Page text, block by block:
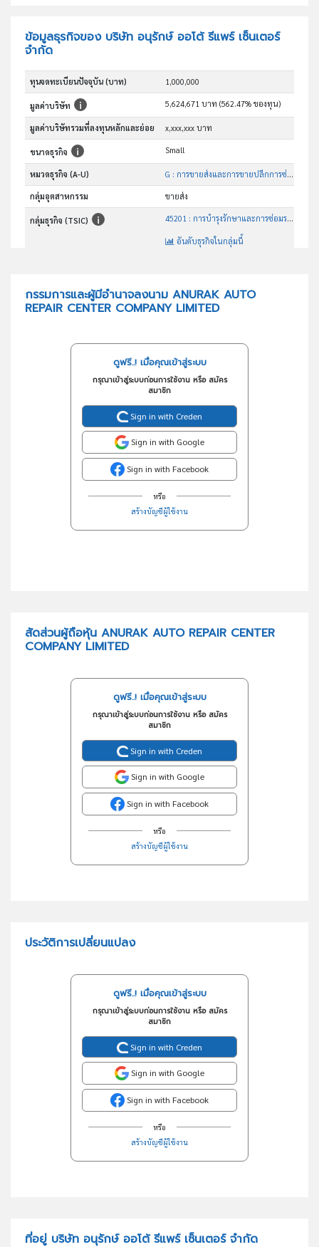
ข้อมูลธุรกิจของ บริษัท อนุรักษ์ ออโต้ รีแพร์ เซ็นเตอร์
จำกัด
ทุนจดทะเบียนปัจจุบัน (บาท) 1,000,000
มูลค่าบริษัท 5,624,671 บาท (562.47% ของทุน)
มูลค่าบริษัทรวมที่ลงทุนหลักและย่อย x,xxx,xxx บาท
ขนาดธุรกิจ Small
หมวดธุรกิจ (A-U) G : การขายส่งและการขายปลีกการซ่อมยานยนต์และ จักรยานยนต์
กลุ่มอุตสาหกรรม ขายส่ง
กลุ่มธุรกิจ (TSIC) 45201 : การบำรุงรักษาและการซ่อมระบบเครื่องยนต์และชิ้นส่วนยานยนต์
อันดับธุรกิจในกลุ่มนี้
กรรมการและผู้มีอำนาจลงนาม ANURAK AUTO
REPAIR CENTER COMPANY LIMITED
ดูฟรี..! เมื่อคุณเข้าสู่ระบบ
กรุณาเข้าสู่ระบบก่อนการใช้งาน หรือ สมัคร
สมาชิก
Sign in with Creden
Sign in with Google
Sign in with Facebook
หรือ
สร้างบัญชีผู้ใช้งาน
สัดส่วนผู้ถือหุ้น ANURAK AUTO REPAIR CENTER
COMPANY LIMITED
ดูฟรี..! เมื่อคุณเข้าสู่ระบบ
กรุณาเข้าสู่ระบบก่อนการใช้งาน หรือ สมัคร
สมาชิก
Sign in with Creden
Sign in with Google
Sign in with Facebook
หรือ
สร้างบัญชีผู้ใช้งาน
ประวัติการเปลี่ยนแปลง
ดูฟรี..! เมื่อคุณเข้าสู่ระบบ
กรุณาเข้าสู่ระบบก่อนการใช้งาน หรือ สมัคร
สมาชิก
Sign in with Creden
Sign in with Google
Sign in with Facebook
หรือ
สร้างบัญชีผู้ใช้งาน
ที่อยู่ บริษัท อนุรักษ์ ออโต้ รีแพร์ เซ็นเตอร์ จำกัด